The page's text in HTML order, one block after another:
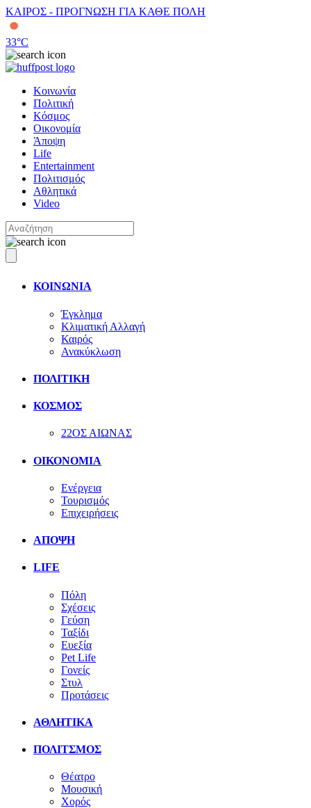
ΚΑΙΡΟΣ - ΠΡΟΓΝΩΣΗ ΓΙΑ ΚΑΘΕ ΠΟΛΗ
33°C
Κοινωνία
Πολιτική
Κόσμος
Οικονομία
Άποψη
Life
Entertainment
Πολιτισμός
Αθλητικά
Video
ΚΟΙΝΩΝΙΑ
Έγκλημα
Κλιματική Αλλαγή
Καιρός
Ανακύκλωση
ΠΟΛΙΤΙΚΗ
ΚΟΣΜΟΣ
22ΟΣ ΑΙΩΝΑΣ
ΟΙΚΟΝΟΜΙΑ
Ενέργεια
Τουρισμός
Επιχειρήσεις
ΑΠΟΨΗ
LIFE
Πόλη
Σχέσεις
Γεύση
Ταξίδι
Ευεξία
Pet Life
Γονείς
Στυλ
Προτάσεις
ΑΘΛΗΤΙΚΑ
ΠΟΛΙΤΣΜΟΣ
Θέατρο
Μουσική
Χορός